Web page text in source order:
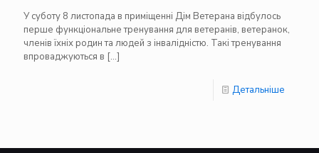
У суботу 8 листопада в приміщенні Дім Ветерана відбулось
перше функціональне тренування для ветеранів, ветеранок,
членів їхніх родин та людей з інвалідністю. Такі тренування
впроваджуються в […]
Детальніше